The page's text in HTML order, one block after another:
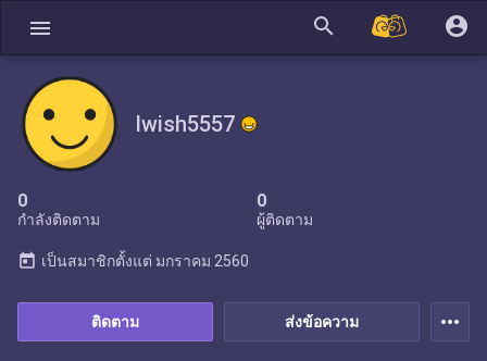
menu search account_circle
Iwish5557
0
กำลังติดตาม
0
ผู้ติดตาม
ส่งข้อความ
ติดตาม
today เป็นสมาชิกตั้งแต่ มกราคม 2560
more_horiz